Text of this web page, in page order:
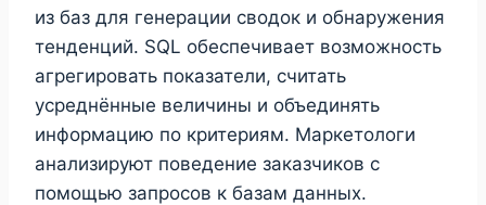
из баз для генерации сводок и обнаружения
тенденций. SQL обеспечивает возможность
агрегировать показатели, считать
усреднённые величины и объединять
информацию по критериям. Маркетологи
анализируют поведение заказчиков с
помощью запросов к базам данных.